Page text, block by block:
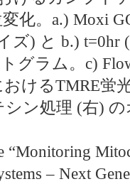
化。a.) Moxi
ズ) と b.) t=0hr
グラム。c)
けるTMRE蛍
ン処理 (右)
– Next